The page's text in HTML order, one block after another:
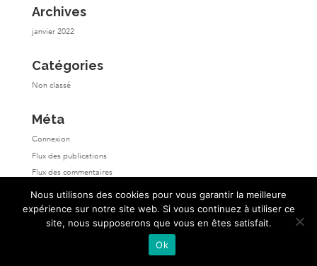
Archives
janvier 2022
Catégories
Non classé
Méta
Connexion
Flux des publications
Flux des commentaires
Site de WordPress-FR
Nous utilisons des cookies pour vous garantir la meilleure
expérience sur notre site web. Si vous continuez à utiliser ce
site, nous supposerons que vous en êtes satisfait.
Ok